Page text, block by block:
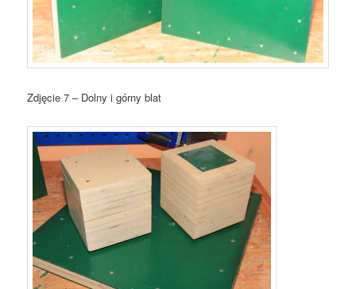
Zdjęcie 7 – Dolny i górny blat